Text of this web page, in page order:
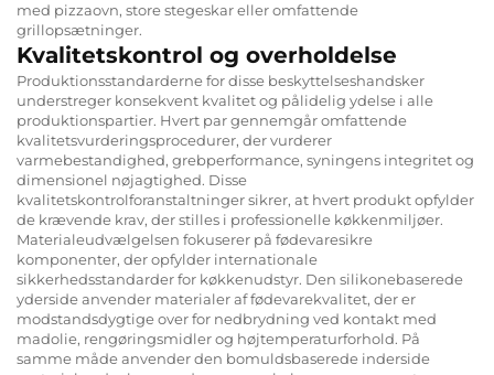
med pizzaovn, store stegeskar eller omfattende
grillopsætninger.
Kvalitetskontrol og overholdelse
Produktionsstandarderne for disse beskyttelseshandsker
understreger konsekvent kvalitet og pålidelig ydelse i alle
produktionspartier. Hvert par gennemgår omfattende
kvalitetsvurderingsprocedurer, der vurderer
varmebestandighed, grebperformance, syningens integritet og
dimensionel nøjagtighed. Disse
kvalitetskontrolforanstaltninger sikrer, at hvert produkt opfylder
de krævende krav, der stilles i professionelle køkkenmiljøer.
Materialeudvælgelsen fokuserer på fødevaresikre
komponenter, der opfylder internationale
sikkerhedsstandarder for køkkenudstyr. Den silikonebaserede
yderside anvender materialer af fødevarekvalitet, der er
modstandsdygtige over for nedbrydning ved kontakt med
madolie, rengøringsmidler og højtemperaturforhold. På
samme måde anvender den bomuldsbaserede inderside